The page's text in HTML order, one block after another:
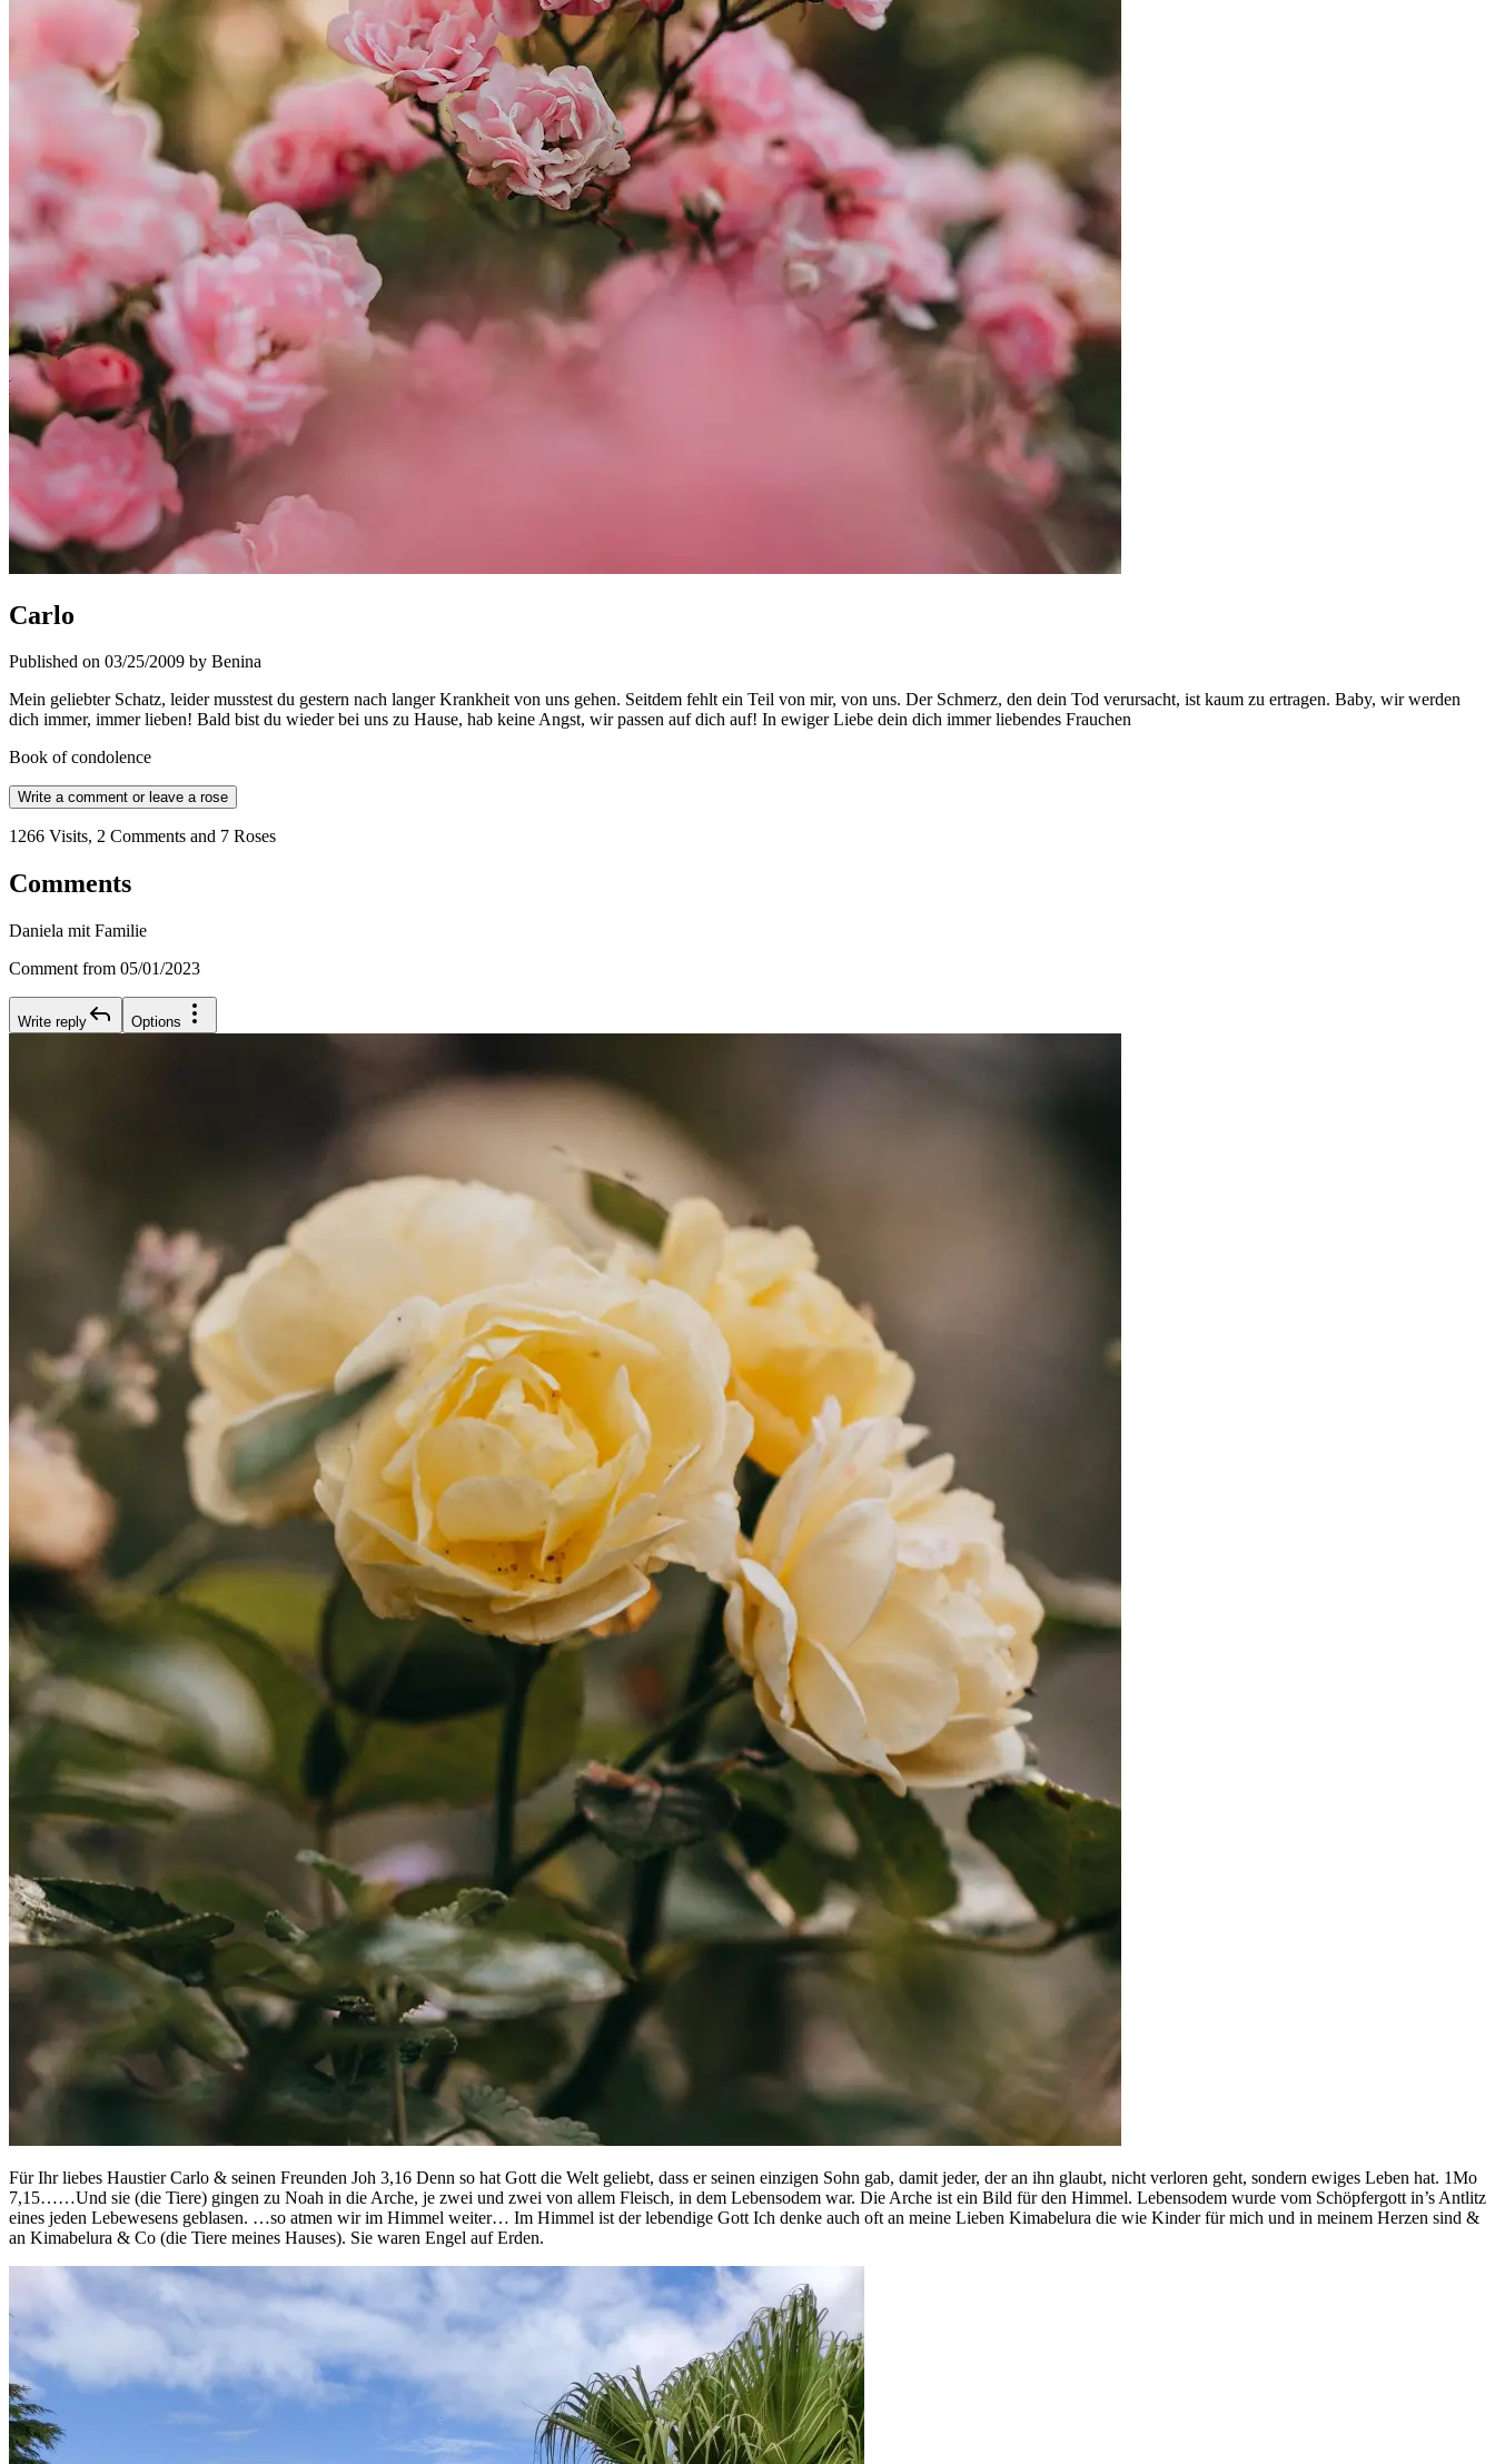
Carlo
Published on 03/25/2009 by Benina
Mein geliebter Schatz, leider musstest du gestern nach langer Krankheit von uns gehen. Seitdem fehlt ein Teil von mir, von uns. Der Schmerz, den dein Tod verursacht, ist kaum zu ertragen. Baby, wir werden
dich immer, immer lieben! Bald bist du wieder bei uns zu Hause, hab keine Angst, wir passen auf dich auf! In ewiger Liebe dein dich immer liebendes Frauchen
Book of condolence
Write a comment or leave a rose
1266 Visits, 2 Comments and 7 Roses
Comments
Daniela mit Familie
Comment from 05/01/2023
Write reply Options
Für Ihr liebes Haustier Carlo & seinen Freunden Joh 3,16 Denn so hat Gott die Welt geliebt, dass er seinen einzigen Sohn gab, damit jeder, der an ihn glaubt, nicht verloren geht, sondern ewiges Leben hat. 1Mo
7,15……Und sie (die Tiere) gingen zu Noah in die Arche, je zwei und zwei von allem Fleisch, in dem Lebensodem war. Die Arche ist ein Bild für den Himmel. Lebensodem wurde vom Schöpfergott in’s Antlitz
eines jeden Lebewesens geblasen. …so atmen wir im Himmel weiter… Im Himmel ist der lebendige Gott Ich denke auch oft an meine Lieben Kimabelura die wie Kinder für mich und in meinem Herzen sind &
an Kimabelura & Co (die Tiere meines Hauses). Sie waren Engel auf Erden.